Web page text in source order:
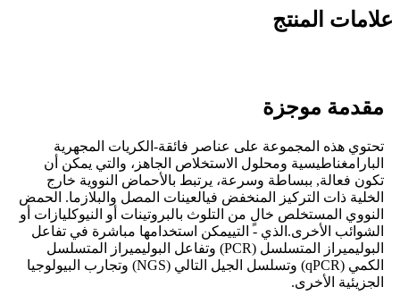
علامات المنتج
مقدمة موجزة
تحتوي هذه المجموعة على عناصر فائقة- الكريات المجهرية
البارامغناطيسية ومحلول الاستخلاص الجاهز، والتي يمكن أن
تكون فعالة, ببساطة وسرعة، يرتبط بالأحماض النووية خارج
الخلية ذات التركيز المنخفض فيالعينات المصل والبلازما. الحمض
النووي المستخلص خالٍ من التلوث بالبروتينات أو النيوكليازات أو
الشوائب الأخرى. الذي - التييمكن استخدامها مباشرة في تفاعل
البوليميراز المتسلسل (PCR) وتفاعل البوليميراز المتسلسل
الكمي (qPCR) وتسلسل الجيل التالي (NGS) وتجارب البيولوجيا
الجزيئية الأخرى.